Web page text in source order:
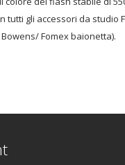
tutti gli accessori da studio
Fomex baionetta).